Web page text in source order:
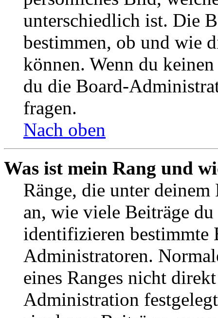
unterschiedlich ist. Die
bestimmen, ob und wie
können. Wenn du
du die Board-
fragen.
Nach oben
Was ist mein Rang und
Ränge, die unter deinem
an, wie viele Beiträge
identifizieren bestimmte
Administratoren.
eines Ranges nicht
Administration